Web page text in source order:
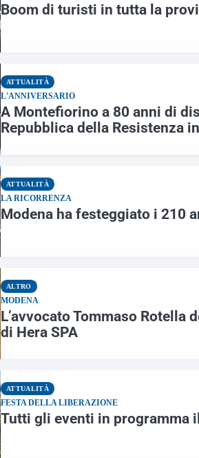
Boom di turisti in tutta la
ATTUALITÀ
L'ANNIVERSARIO
A Montefiorino a 80 anni di
Repubblica della Resistenza
ATTUALITÀ
LA RICORRENZA
Modena ha festeggiato i 210
ALTRO
MODENA
L’avvocato Tommaso Rotella
di Hera SPA
ATTUALITÀ
FESTA DELLA LIBERAZIONE
Tutti gli eventi in programma